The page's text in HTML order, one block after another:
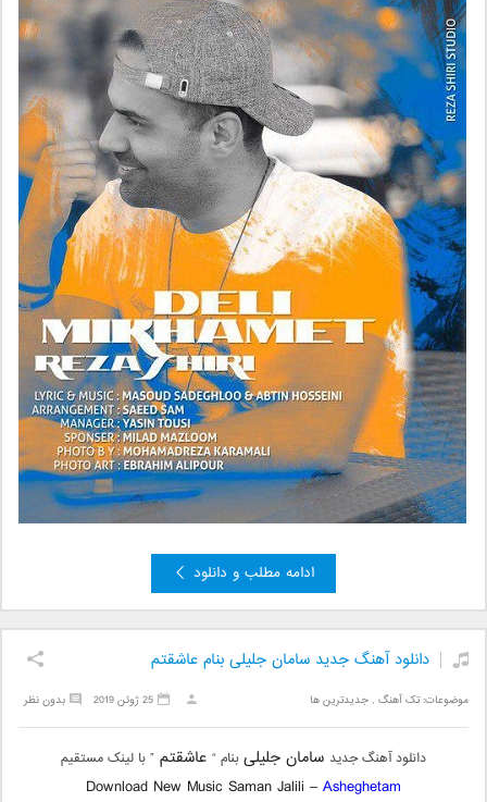
ادامه مطلب و دانلود
دانلود آهنگ جدید سامان جلیلی بنام عاشقتم
موضوعات:تک آهنگ ,جدیدترین ها بدون نظر 25 ژوئن 2019
دانلود آهنگ جدید سامان جلیلیبنام “ عاشقتم ” با لینک مستقیم
Download New Music Saman Jalili –Asheghetam